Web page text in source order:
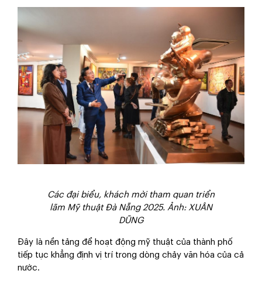
Các đại biểu, khách mời tham quan triển
lãm Mỹ thuật Đà Nẵng 2025. Ảnh: XUÂN
DŨNG
Đây là nền tảng để hoạt động mỹ thuật của thành phố
tiếp tục khẳng định vị trí trong dòng chảy văn hóa của cả
nước.